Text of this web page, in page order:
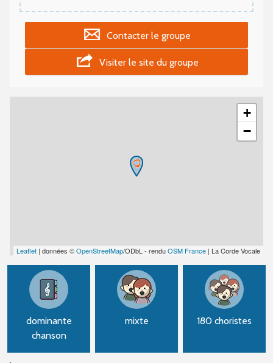
Contacter le groupe
Visiter le site du groupe
+
−
Leaflet | données ©OpenStreetMap/ODbL - renduOSM France | La Corde Vocale
dominante
chanson
mixte 180 choristes